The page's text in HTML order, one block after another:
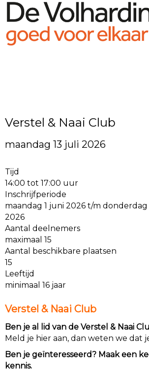
Verstel & Naai Club
maandag 13 juli 2026
Tijd
14:00 tot 17:00 uur
Inschrijfperiode
maandag 1 juni 2026 t/m
2026
Aantal deelnemers
maximaal 15
Aantal beschikbare plaatsen
15
Leeftijd
minimaal 16 jaar
Verstel & Naai Club
Ben je al lid van de Verstel & Naai
Meld je hier aan, dan weten we dat
Ben je geïnteresseerd? Maak een
kennis.